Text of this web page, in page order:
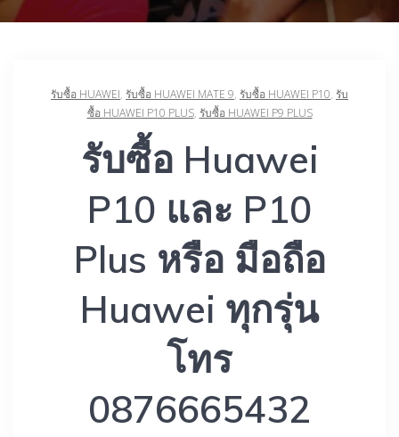
รับซื้อ HUAWEI, รับซื้อ HUAWEI MATE 9, รับซื้อ HUAWEI P10, รับ
ซื้อ HUAWEI P10 PLUS, รับซื้อ HUAWEI P9 PLUS
รับซื้อ Huawei
P10 และ P10
Plus หรือ มือถือ
Huawei ทุกรุ่น
โทร
0876665432